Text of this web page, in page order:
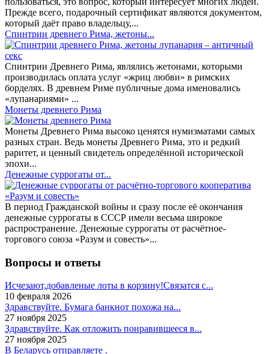
Прежде всего, подарочный сертификат являются документом,
который даёт право владельцу,...
Спинтрии древнего Рима, жетоны...
Спинтрии Древнего Рима, являлись жетонами, которыми
производилась оплата услуг «жриц любви» в римских
борделях. В древнем Риме публичные дома именовались
«лупанариями» ...
Монеты древнего Рима
Монеты Древнего Рима высоко ценятся нумизматами самых
разных стран. Ведь монеты Древнего Рима, это и редкий
раритет, и ценный свидетель определённой исторической
эпохи...
Денежные суррогаты от...
В период Гражданской войны и сразу после её окончания
денежные суррогаты в СССР имели весьма широкое
распространение. Денежные суррогаты от расчётное-
торгового союза «Разум и совесть»...
Вопросы и ответы
Исчезают,добавленые лоты в корзину!Связатся с...
10 февраля 2026
Здравствуйте. Бумага банкнот похожа на...
27 ноября 2025
Здравствуйте. Как отложить понравившееся в...
27 ноября 2025
В Беларусь отправляете .